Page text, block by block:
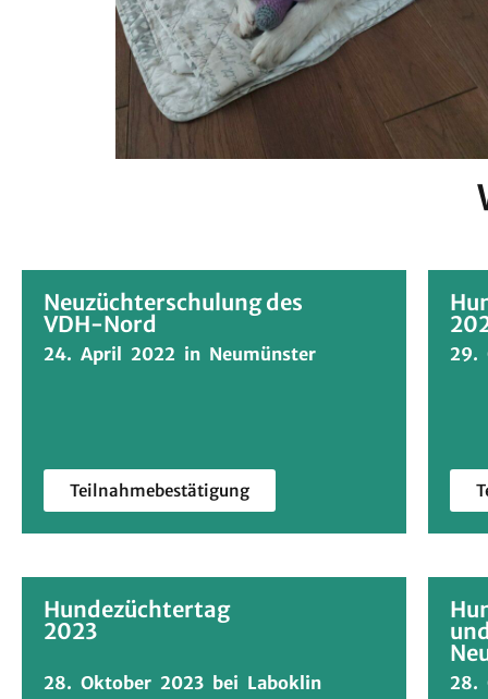
Neuzüchterschulung des
VDH-Nord
24. April 2022 in Neumünster
Teilnahmebestätigung
29.
Hundezüchtertag
2023
28. Oktober 2023 bei Laboklin 28.